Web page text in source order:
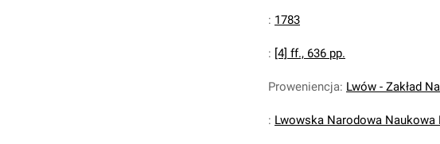
: 1783
: [4] ff., 636 pp.
Proweniencja: Lwów - Zakład
: Lwowska Narodowa